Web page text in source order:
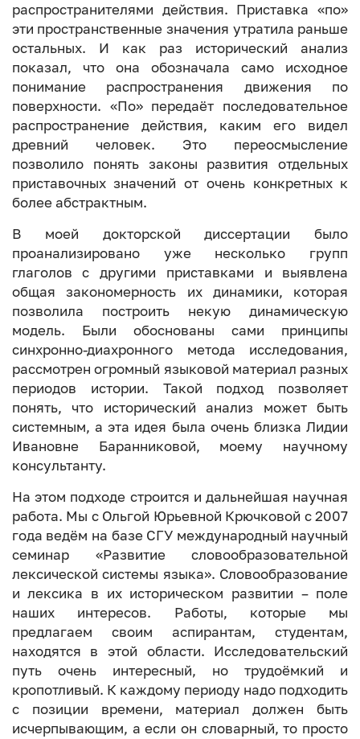
распространителями действия. Приставка «по»
эти пространственные значения утратила раньше
остальных. И как раз исторический анализ
показал, что она обозначала само исходное
понимание распространения движения по
поверхности. «По» передаёт последовательное
распространение действия, каким его видел
древний человек. Это переосмысление
позволило понять законы развития отдельных
приставочных значений от очень конкретных к
более абстрактным.
В моей докторской диссертации было
проанализировано уже несколько групп
глаголов с другими приставками и выявлена
общая закономерность их динамики, которая
позволила построить некую динамическую
модель. Были обоснованы сами принципы
синхронно-диахронного метода исследования,
рассмотрен огромный языковой материал разных
периодов истории. Такой подход позволяет
понять, что исторический анализ может быть
системным, а эта идея была очень близка Лидии
Ивановне Баранниковой, моему научному
консультанту.
На этом подходе строится и дальнейшая научная
работа. Мы с Ольгой Юрьевной Крючковой с 2007
года ведём на базе СГУ международный научный
семинар «Развитие словообразовательной
лексической системы языка». Словообразование
и лексика в их историческом развитии – поле
наших интересов. Работы, которые мы
предлагаем своим аспирантам, студентам,
находятся в этой области. Исследовательский
путь очень интересный, но трудоёмкий и
кропотливый. К каждому периоду надо подходить
с позиции времени, материал должен быть
исчерпывающим, а если он словарный, то просто